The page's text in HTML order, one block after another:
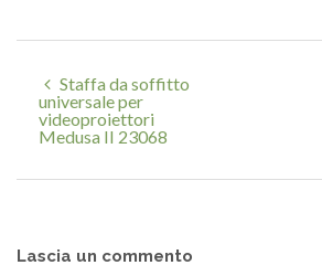
Staffa da soffitto
universale per
videoproiettori
Medusa II 23068
Lascia un commento